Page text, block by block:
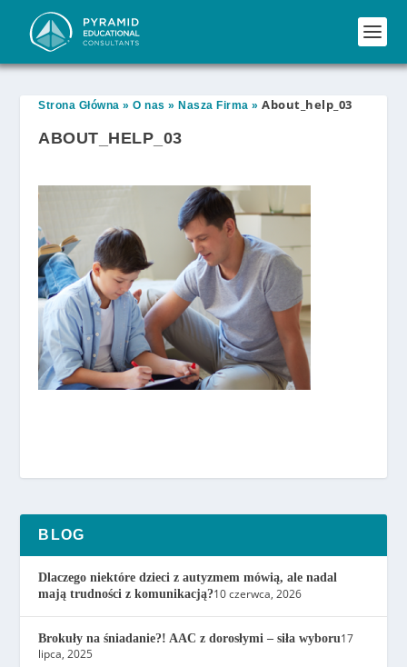
Strona Główna »O nas » Nasza Firma »About_help_03
ABOUT_HELP_03
BLOG
Dlaczego niektóre dzieci z autyzmem mówią, ale nadal
mają trudności z komunikacją?10 czerwca, 2026
Brokuły na śniadanie?! AAC z dorosłymi – siła wyboru17
lipca, 2025